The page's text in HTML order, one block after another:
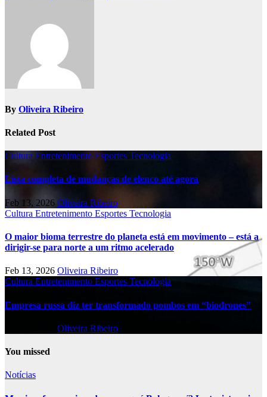
By Oliveira Ribeiro
Related Post
Cultura Entretenimento Esportes Tecnologia
Lista completa de mudanças de elenco até agora
Feb 13, 2026 Oliveira Ribeiro
Cultura Entretenimento Esportes Tecnologia
O maior bioma terrestre do planeta está em movimento – está a
dirigir-se para norte a um ritmo acelerado
Feb 13, 2026 Oliveira Ribeiro
Cultura Entretenimento Esportes Tecnologia
Empresa russa diz ter transformado pombos em “biodrones”
Oliveira Ribeiro
You missed
Notícias